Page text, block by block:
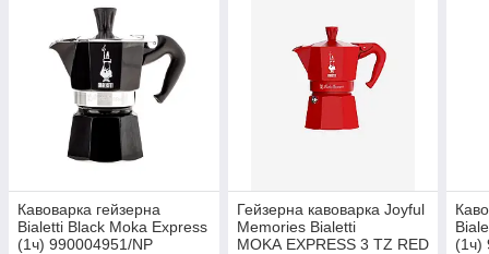
Кавоварка гейзерна
Bialetti Black Moka Express
(1ч) 990004951/NP
Гейзерна кавоварка Joyful
Memories Bialetti
MOKA EXPRESS 3 TZ RED
(1ч)